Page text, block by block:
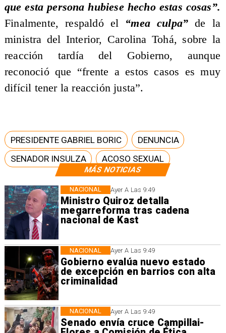
MÁS NOTICIAS
Ayer A Las 9:49
Ministro Quiroz detalla
megarreforma tras cadena
nacional de Kast
NACIONAL
Ayer A Las 9:49
Gobierno evalúa nuevo estado
de excepción en barrios con alta
criminalidad
NACIONAL
Ayer A Las 9:49
Senado envía cruce Campillai-
NACIONAL
que esta persona hubiese hecho estas cosas”.
Finalmente, respaldó el “mea culpa” de la
ministra del Interior, Carolina Tohá, sobre la
reacción tardía del Gobierno, aunque
reconoció que “frente a estos casos es muy
difícil tener la reacción justa”.
PRESIDENTE GABRIEL BORIC
DENUNCIA
SENADOR INSULZA
ACOSO SEXUAL